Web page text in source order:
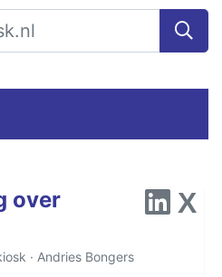
over
· Andries Bongers